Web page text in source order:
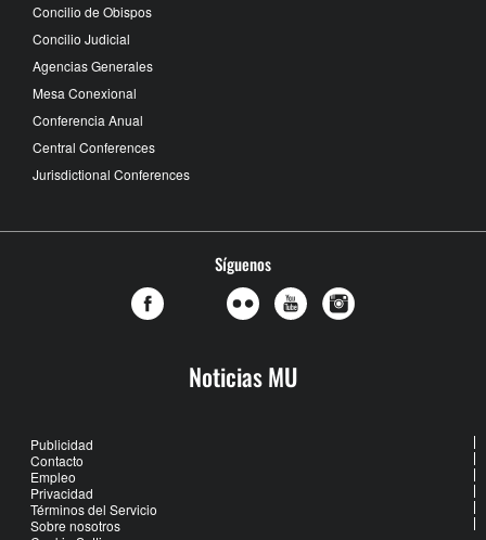
Concilio de Obispos
Concilio Judicial
Agencias Generales
Mesa Conexional
Conferencia Anual
Central Conferences
Jurisdictional Conferences
Síguenos
Noticias MU
Publicidad
Contacto
Empleo
Privacidad
Términos del Servicio
Sobre nosotros